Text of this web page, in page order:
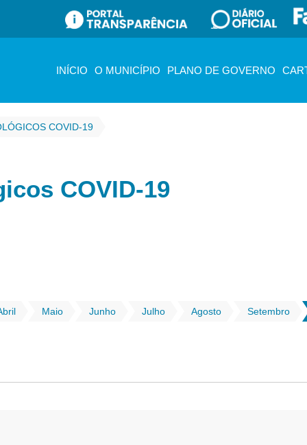
INÍCIO O MUNICÍPIO PLANO DE GOVERNO
COVID-19
COVID-19
Maio Junho Julho Agosto Setembro